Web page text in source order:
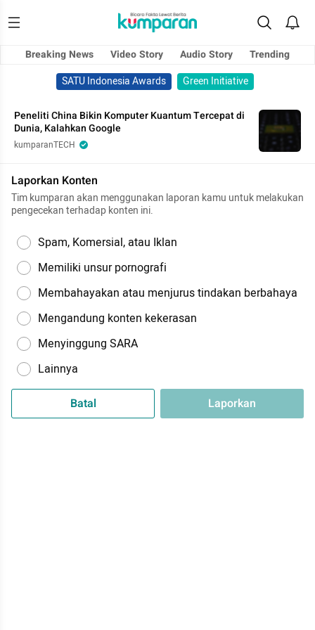
Breaking News Video Story Audio Story
Trending
SATU Indonesia Awards
Green Initiative
Peneliti China Bikin Komputer Kuantum Tercepat di
Dunia, Kalahkan Google
kumparanTECH
Laporkan Konten
Tim kumparan akan menggunakan laporan kamu untuk melakukan
pengecekan terhadap konten ini.
Spam, Komersial, atau Iklan
Memiliki unsur pornografi
Membahayakan atau menjurus tindakan berbahaya
Mengandung konten kekerasan
Menyinggung SARA
Lainnya
Batal Laporkan